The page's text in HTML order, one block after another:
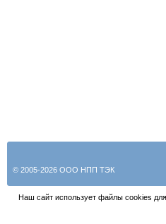
© 2005-2026 ООО НПП ТЭК
Наш сайт использует файлы cookies